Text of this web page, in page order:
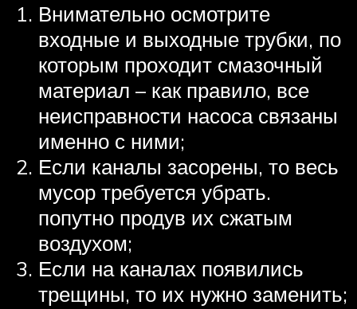
Внимательно осмотрите
входные и выходные трубки, по
которым проходит смазочный
материал – как правило, все
неисправности насоса связаны
именно с ними;
Если каналы засорены, то весь
мусор требуется убрать.
попутно продув их сжатым
воздухом;
Если на каналах появились
трещины, то их нужно заменить;